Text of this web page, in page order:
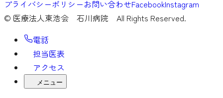
プライバシーポリシーお問い合わせFacebookInstagram
© 医療法人東浩会 石川病院 All Rights Reserved.
電話
担当医表
アクセス
メニュー